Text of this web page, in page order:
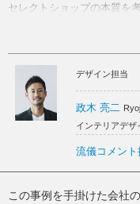
落ち着いた 内装 アパ
ゆったり スケルトン
アパレル スケルトン
セレクトショップの本質を
より際立つようにバランス
時代と共に変化するセレク
す。
デザイン担当
政木 亮二
インテリアデザ
流儀コメント
この事例を手掛けた会社